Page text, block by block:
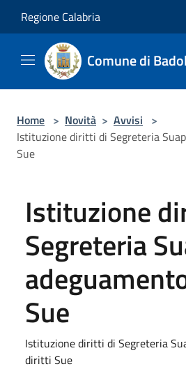
Regione Calabria
Comune di
Home > Novità > Avvisi >
Istituzione diritti di Segreteria
Sue
Istituzione
Segreteria
Sue
Istituzione diritti di Segreteria
diritti Sue